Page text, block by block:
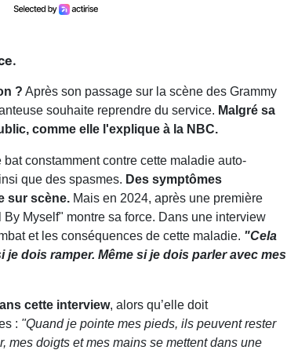
? Après son passage sur la scène des Grammy
souhaite reprendre du service. Malgré sa
comme elle l'explique à la NBC.
bat constamment contre cette maladie auto-
que des spasmes. Des symptômes
sur scène. Mais en 2024, après une première
Myself" montre sa force. Dans une interview
et les conséquences de cette maladie. "Cela
je dois ramper. Même si je dois parler avec mes
cette interview, alors qu’elle doit
: "Quand je pointe mes pieds, ils peuvent rester
mes doigts et mes mains se mettent dans une